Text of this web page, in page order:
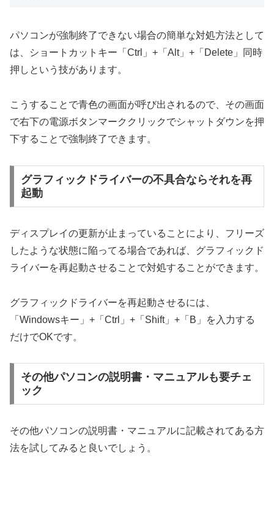
パソコンが強制終了できない場合の簡単な対処方法として
は、ショートカットキー「Ctrl」+「Alt」+「Delete」同時
押しという技があります。
こうすることで青色の画面が呼び出されるので、その画面
で右下の電源ボタンマーククリックでシャットダウンを押
下することで強制終了できます。
グラフィックドライバーの不具合ならそれを再
起動
ディスプレイの更新が止まっていることにより、フリーズ
したような状態に陥ってる場合であれば、グラフィックド
ライバーを再起動させることで対処することができます。
グラフィックドライバーを再起動させるには、
「Windowsキー」+「Ctrl」+「Shift」+「B」を入力する
だけでOKです。
その他パソコンの説明書・マニュアルも要チェ
ック
その他パソコンの説明書・マニュアルに記載されてある方
法を試してみると良いでしょう。